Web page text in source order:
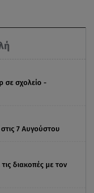
σε σχολείο -
7 Αυγούστου
διακοπές με τον